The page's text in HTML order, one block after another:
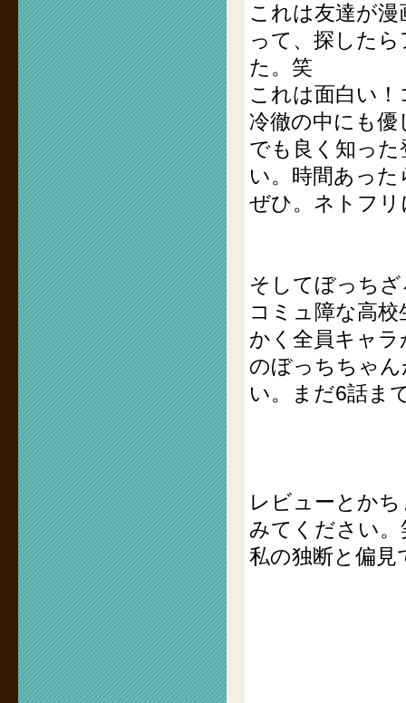
これは友達が
って、探した
た。笑
これは面白い
冷徹の中にも
でも良く知っ
い。時間あっ
ぜひ。ネトフ
そしてぼっち
コミュ障な高
かく全員キャ
のぼっちちゃ
い。まだ6話ま
レビューとか
みてください。
私の独断と偏